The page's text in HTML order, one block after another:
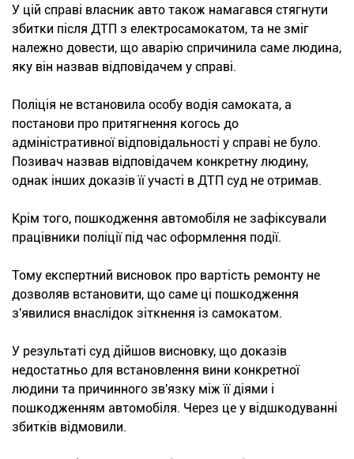
У цій справі власник авто також намагався стягнути
збитки після ДТП з електросамокатом, та не зміг
належно довести, що аварію спричинила саме людина,
яку він назвав відповідачем у справі.
Поліція не встановила особу водія самоката, а
постанови про притягнення когось до
адміністративної відповідальності у справі не було.
Позивач назвав відповідачем конкретну людину,
однак інших доказів її участі в ДТП суд не отримав.
Крім того, пошкодження автомобіля не зафіксували
працівники поліції під час оформлення події.
Тому експертний висновок про вартість ремонту не
дозволяв встановити, що саме ці пошкодження
з'явилися внаслідок зіткнення із самокатом.
У результаті суд дійшов висновку, що доказів
недостатньо для встановлення вини конкретної
людини та причинного зв'язку між її діями і
пошкодженням автомобіля. Через це у відшкодуванні
збитків відмовили.